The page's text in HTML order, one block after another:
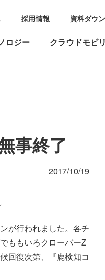
ロジー クラウドモビ
採用情報 資料ダウ
事終了
2017/10/19
が行われました。各チ
ももいろクローバーZ
回復次第、『鹿検知コ